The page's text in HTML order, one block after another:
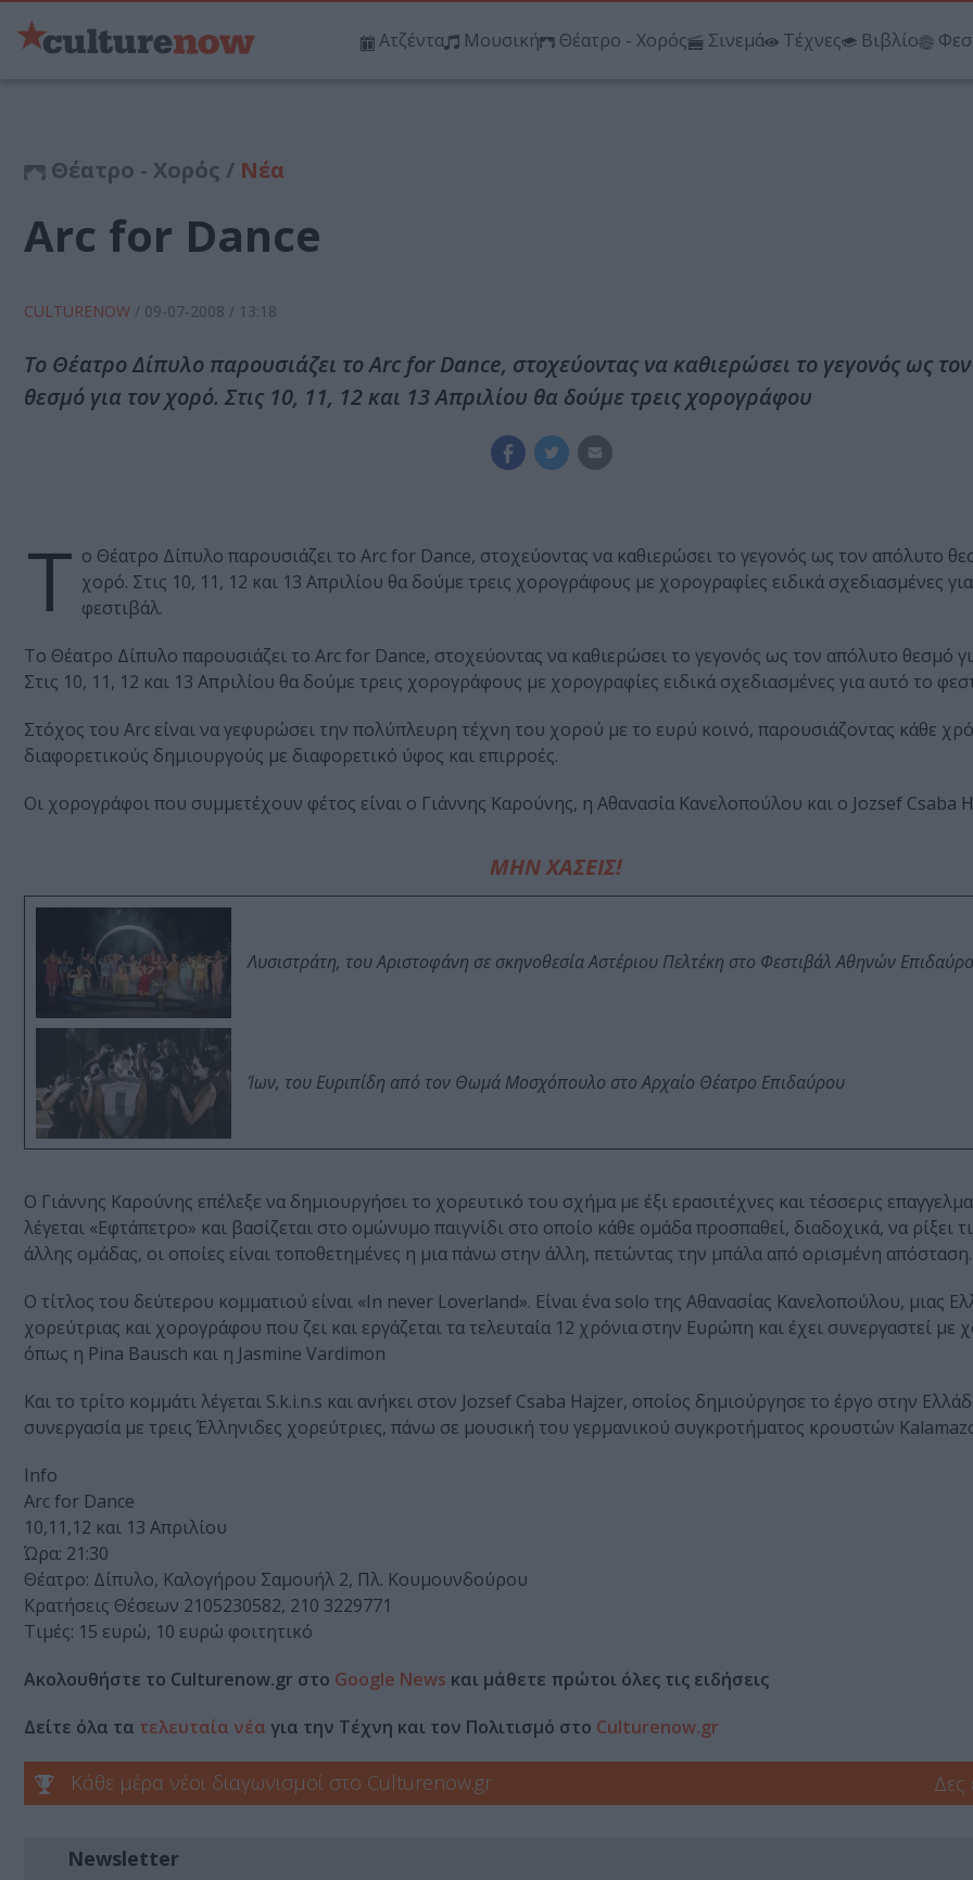
Ατζέντα Μουσική Θέατρο - Χορός Σινεμά Τέχνες Βιβλίο
Θέατρο - Χορός / Νέα
Arc for Dance
CULTURENOW / 09-07-2008 / 13:18
Το Θέατρο Δίπυλο παρουσιάζει το Arc for Dance, στοχεύοντας να καθιερώσει το γεγονός ως
θεσμό για τον χορό. Στις 10, 11, 12 και 13 Απριλίου θα δούμε τρεις χορογράφου
Τ ο Θέατρο Δίπυλο παρουσιάζει το Arc for Dance, στοχεύοντας να καθιερώσει το γεγονός ως τον απόλυτο
χορό. Στις 10, 11, 12 και 13 Απριλίου θα δούμε τρεις χορογράφους με χορογραφίες ειδικά σχεδιασμένες
φεστιβάλ.
Το Θέατρο Δίπυλο παρουσιάζει το Arc for Dance, στοχεύοντας να καθιερώσει το γεγονός ως τον απόλυτο θεσμό
Στις 10, 11, 12 και 13 Απριλίου θα δούμε τρεις χορογράφους με χορογραφίες ειδικά σχεδιασμένες για αυτό το
Στόχος του Arc είναι να γεφυρώσει την πολύπλευρη τέχνη του χορού με το ευρύ κοινό, παρουσιάζοντας κάθε
διαφορετικούς δημιουργούς με διαφορετικό ύφος και επιρροές.
Οι χορογράφοι που συμμετέχουν φέτος είναι ο Γιάννης Καρούνης, η Αθανασία Κανελοπούλου και ο Jozsef Csaba
ΜΗΝ ΧΑΣΕΙΣ!
Λυσιστράτη, του Αριστοφάνη σε σκηνοθεσία Αστέριου Πελτέκη στο Φεστιβάλ Αθηνών
Ίων, του Ευριπίδη από τον Θωμά Μοσχόπουλο στο Αρχαίο Θέατρο Επιδαύρου
Ο Γιάννης Καρούνης επέλεξε να δημιουργήσει το χορευτικό του σχήμα με έξι ερασιτέχνες και τέσσερις
λέγεται «Εφτάπετρο» και βασίζεται στο ομώνυμο παιγνίδι στο οποίο κάθε ομάδα προσπαθεί, διαδοχικά, να ρίξει
άλλης ομάδας, οι οποίες είναι τοποθετημένες η μια πάνω στην άλλη, πετώντας την μπάλα από ορισμένη απόσταση.
Ο τίτλος του δεύτερου κομματιού είναι «In never Loverland». Είναι ένα solo της Αθανασίας Κανελοπούλου, μιας
χορεύτριας και χορογράφου που ζει και εργάζεται τα τελευταία 12 χρόνια στην Ευρώπη και έχει συνεργαστεί με
όπως η Pina Bausch και η Jasmine Vardimon
Και το τρίτο κομμάτι λέγεται S.k.i.n.s και ανήκει στον Jozsef Csaba Hajzer, οποίος δημιούργησε το έργο στην
συνεργασία με τρεις Έλληνιδες χορεύτριες, πάνω σε μουσική του γερμανικού συγκροτήματος κρουστών
Info
Arc for Dance
10,11,12 και 13 Απριλίου
Ώρα: 21:30
Θέατρο: Δίπυλο, Καλογήρου Σαμουήλ 2, Πλ. Κουμουνδούρου
Κρατήσεις Θέσεων 2105230582, 210 3229771
Τιμές: 15 ευρώ, 10 ευρώ φοιτητικό
Ακολουθήστε το Culturenow.gr στο Google News και μάθετε πρώτοι όλες τις ειδήσεις
Δείτε όλα τα τελευταία νέα για την Τέχνη και τον Πολιτισμό στο Culturenow.gr
Κάθε μέρα νέοι διαγωνισμοί στο Culturenow.gr Δες
Newsletter